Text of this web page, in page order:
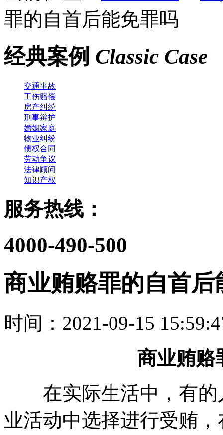
罪的自首后能免罪吗
经典案例 Classic Case
交通事故
工伤赔偿
房产纠纷
刑事辩护
婚姻家庭
物业纠纷
债权合同
劳动争议
法律顾问
知识产权
服务热线：
4000-490-500
商业贿赂罪的自首后
时间：2021-09-15
商业贿赂
在实际生活中，有的
业活动中选择进行受贿